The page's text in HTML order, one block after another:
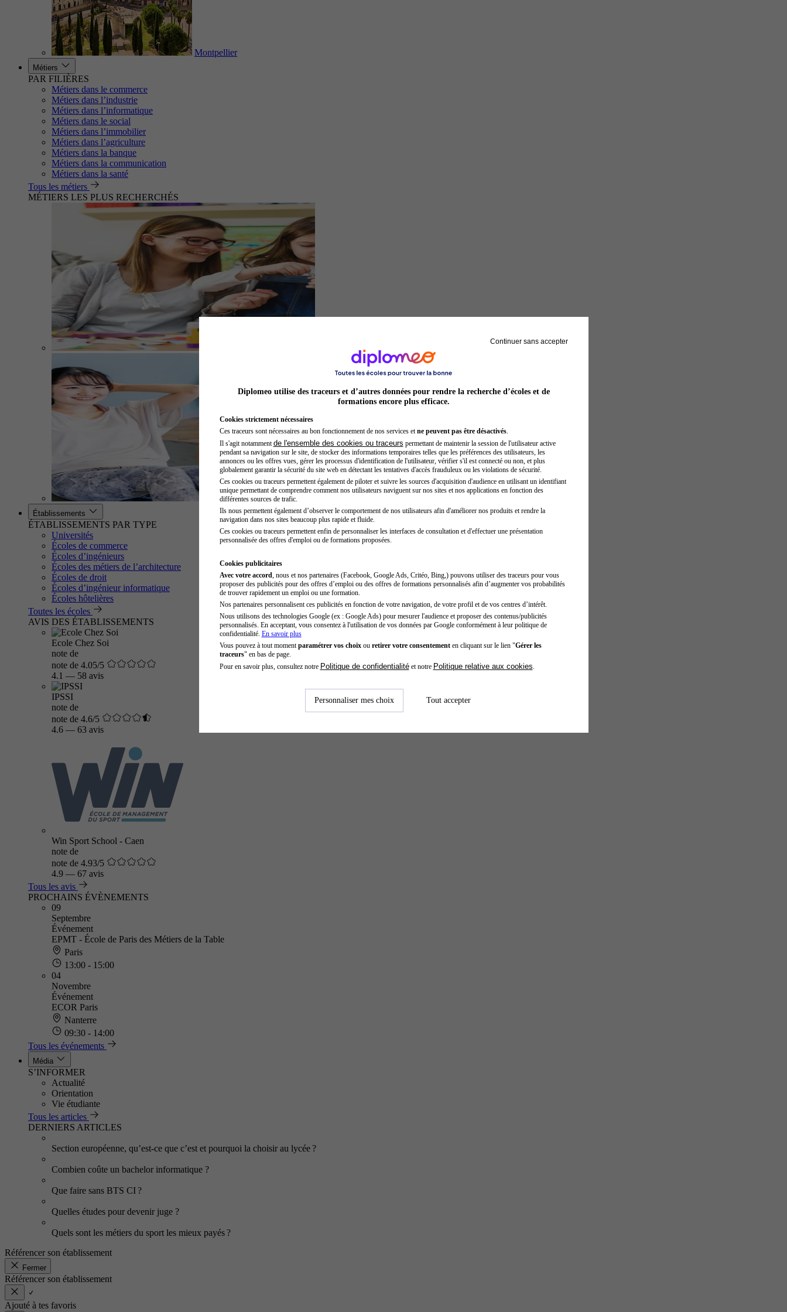
Montpellier
Métiers
PAR FILIÈRES
Métiers dans le commerce
Métiers dans l’industrie
Métiers dans l’informatique
Métiers dans le social
Métiers dans l’immobilier
Métiers dans l’agriculture
Métiers dans la banque
Métiers dans la communication
Métiers dans la santé
Tous les métiers
MÉTIERS LES PLUS RECHERCHÉS
Auxiliaire de puériculture
Établissements
ÉTABLISSEMENTS PAR TYPE
Universités
Écoles de commerce
Écoles d’ingénieurs
Écoles des métiers de l’architecture
Écoles de droit
Écoles d’ingénieur informatique
Écoles hôtelières
Toutes les écoles
AVIS DES ÉTABLISSEMENTS
Ecole Chez Soi
note de
note de 4.05/5
4.1 — 58 avis
IPSSI
note de
note de 4.6/5
4.6 — 63 avis
Win Sport School - Caen
note de
note de 4.93/5
4.9 — 67 avis
Tous les avis
PROCHAINS ÉVÈNEMENTS
09
Septembre
Événement
EPMT - École de Paris des Métiers de la Table
Paris
13:00 - 15:00
04
Novembre
Événement
ECOR Paris
Nanterre
09:30 - 14:00
Tous les événements
Média
S’INFORMER
Actualité
Orientation
Vie étudiante
Tous les articles
DERNIERS ARTICLES
Section européenne, qu’est-ce que c’est et pourquoi la choisir au lycée ?
Combien coûte un bachelor informatique ?
Que faire sans BTS CI ?
Quelles études pour devenir juge ?
Quels sont les métiers du sport les mieux payés ?
Référencer son établissement
Fermer
Référencer son établissement
Ajouté à tes favoris
Continuer sans accepter
Diplomeo utilise des traceurs et d’autres données pour rendre la recherche d’écoles et de
formations encore plus efficace.
Cookies strictement nécessaires
Ces traceurs sont nécessaires au bon fonctionnement de nos services et ne peuvent pas être désactivés.
Il s'agit notamment de l'ensemble des cookies ou traceurs permettant de maintenir la session de l'utilisateur active
pendant sa navigation sur le site, de stocker des informations temporaires telles que les préférences des utilisateurs, les
annonces ou les offres vues, gérer les processus d'identification de l'utilisateur, vérifier s'il est connecté ou non, et plus
globalement garantir la sécurité du site web en détectant les tentatives d'accès frauduleux ou les violations de sécurité.
Ces cookies ou traceurs permettent également de piloter et suivre les sources d'acquisition d'audience en utilisant un identifiant
unique permettant de comprendre comment nos utilisateurs naviguent sur nos sites et nos applications en fonction des
différentes sources de trafic.
Ils nous permettent également d’observer le comportement de nos utilisateurs afin d'améliorer nos produits et rendre la
navigation dans nos sites beaucoup plus rapide et fluide.
Ces cookies ou traceurs permettent enfin de personnaliser les interfaces de consultation et d'effectuer une présentation
personnalisée des offres d'emploi ou de formations proposées.
Cookies publicitaires
Avec votre accord , nous et nos partenaires (Facebook, Google Ads, Critéo, Bing,) pouvons utiliser des traceurs pour vous
proposer des publicités pour des offres d’emploi ou des offres de formations personnalisés afin d’augmenter vos probabilités
de trouver rapidement un emploi ou une formation.
Nos partenaires personnalisent ces publicités en fonction de votre navigation, de votre profil et de vos centres d’intérêt.
Nous utilisons des technologies Google (ex : Google Ads) pour mesurer l'audience et proposer des contenus/publicités
personnalisés. En acceptant, vous consentez à l'utilisation de vos données par Google conformément à leur politique de
confidentialité. En savoir plus
Vous pouvez à tout moment paramétrer vos choixou retirer votre consentementen cliquant sur le lien "Gérer les
traceurs" en bas de page.
Pour en savoir plus, consultez notre Politique de confidentialitéet notre Politique relative aux cookies
Personnaliser mes choix Tout accepter